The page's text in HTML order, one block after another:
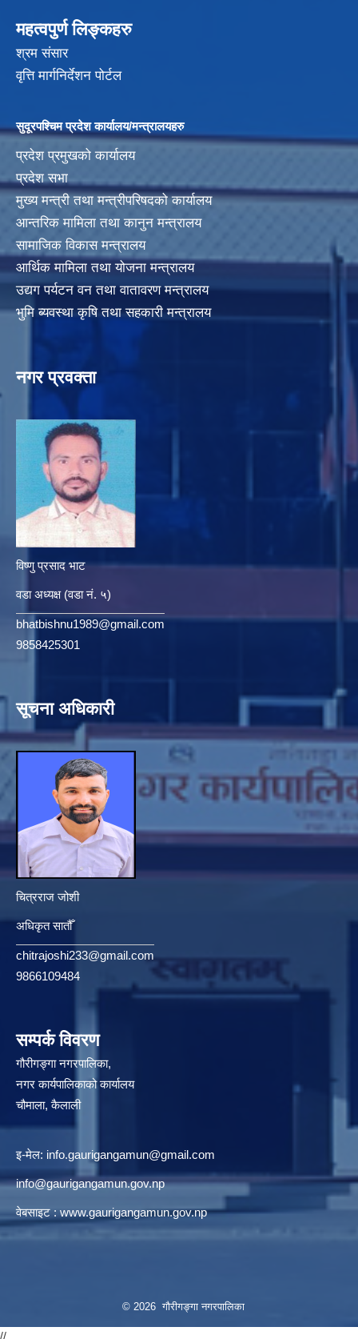
महत्वपुर्ण लिङ्कहरु
श्रम संसार
वृत्ति मार्गनिर्देशन पोर्टल
सुदूरपश्चिम प्रदेश कार्यालय/मन्त्रालयहरु
प्रदेश प्रमुखको कार्यालय
प्रदेश सभा
मुख्य मन्त्री तथा मन्त्रीपरिषदको कार्यालय
आन्तरिक मामिला तथा कानुन मन्त्रालय
सामाजिक विकास मन्त्रालय
आर्थिक मामिला तथा योजना मन्त्रालय
उद्यग पर्यटन वन तथा वातावरण मन्त्रालय
भुमि ब्यवस्था कृषि तथा सहकारी मन्त्रालय
नगर प्रवक्ता
विष्णु प्रसाद भाट
वडा अध्यक्ष (वडा नं. ५)
bhatbishnu1989@gmail.com
9858425301
सूचना अधिकारी
चित्रराज जोशी
अधिकृत सातौँ
chitrajoshi233@gmail.com
9866109484
सम्पर्क विवरण
गौरीगङ्गा नगरपालिका,
नगर कार्यपालिकाको कार्यालय
चौमाला, कैलाली
इ-मेल: info.gaurigangamun@gmail.com
info@gaurigangamun.gov.np
वेबसाइट :www.gaurigangamun.gov.np
© 2026 गौरीगङ्गा नगरपालिका
//